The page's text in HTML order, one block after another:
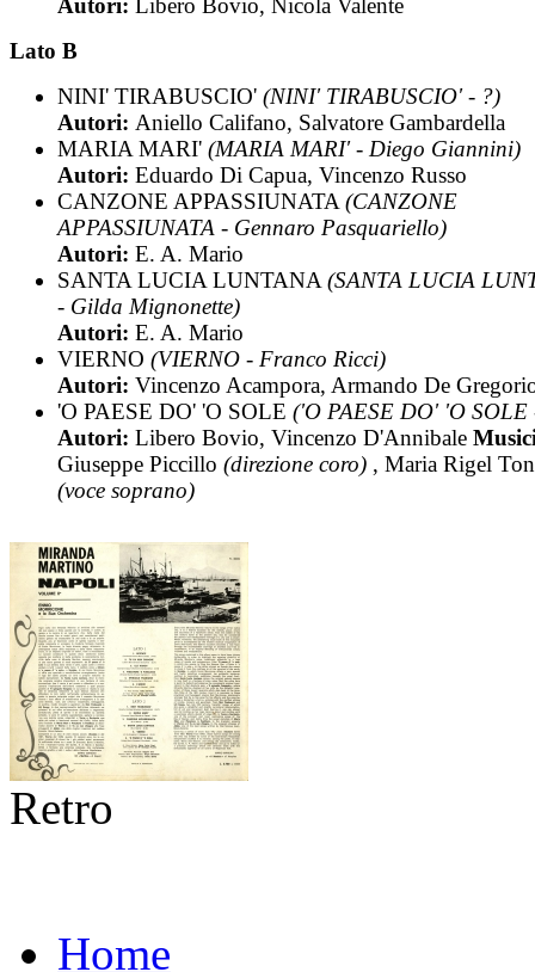
Autori: Libero Bovio, Nicola Valente
Lato B
NINI' TIRABUSCIO' (NINI' TIRABUSCIO' - ?)
Autori: Aniello Califano, Salvatore Gambardella
MARIA MARI' (MARIA MARI' - Diego Giannini)
Autori: Eduardo Di Capua, Vincenzo Russo
CANZONE APPASSIUNATA(CANZONE
APPASSIUNATA - Gennaro Pasquariello)
Autori: E. A. Mario
SANTA LUCIA LUNTANA(SANTA LUCIA
- Gilda Mignonette)
Autori: E. A. Mario
VIERNO (VIERNO - Franco Ricci)
Autori: Vincenzo Acampora, Armando De
'O PAESE DO' 'O SOLE ('O PAESE DO' 'O SOLE
Autori: Libero Bovio, Vincenzo D'Annibale
Giuseppe Piccillo (direzione coro) , Maria Rigel
(voce soprano)
Retro
Home